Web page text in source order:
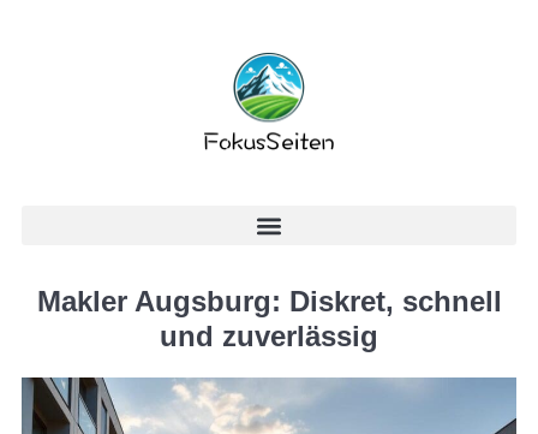
Makler Augsburg: Diskret, schnell
und zuverlässig